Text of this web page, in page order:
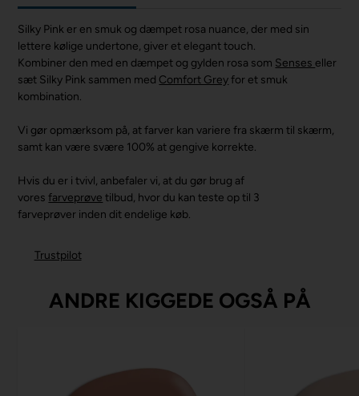
Silky Pink er en smuk og dæmpet rosa nuance, der med sin
lettere kølige undertone, giver et elegant touch.
Kombiner den med en dæmpet og gylden rosa som Senses eller
sæt Silky Pink sammen med Comfort Greyfor et smuk
kombination.
Vi gør opmærksom på, at farver kan variere fra skærm til skærm,
samt kan være svære 100% at gengive korrekte.
Hvis du er i tvivl, anbefaler vi, at du gør brug af
voresfarveprøve tilbud, hvor du kan teste op til 3
farveprøver inden dit endelige køb.
Trustpilot
ANDRE KIGGEDE OGSÅ PÅ